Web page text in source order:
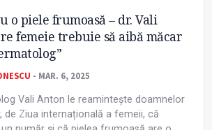
o piele frumoasă – dr. Vali
femeie trebuie să aibă măcar
- MAR. 6, 2025
Vali Anton le reamintește doamnelor
de Ziua internațională a femeii, că